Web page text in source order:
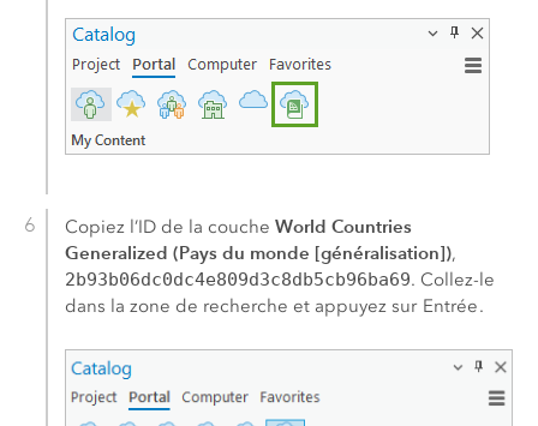
Copiez l’ID de la coucheWorld Countries
Generalized (Pays du monde [généralisation]),
2b93b06dc0dc4e809d3c8db5cb96ba69. Collez-le
dans la zone de recherche et appuyez sur Entrée.